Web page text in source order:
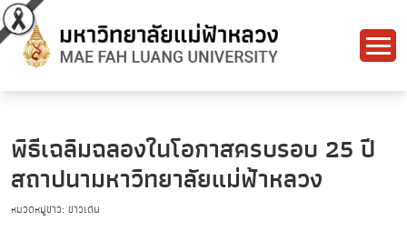
พิธีเฉลิมฉลองในโอกาสครบรอบ 25 ปี
สถาปนามหาวิทยาลัยแม่ฟ้าหลวง
หมวดหมู่ข่าว: ข่าวเด่น